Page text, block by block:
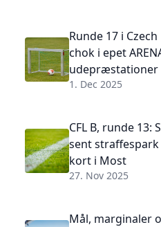
Runde 17 i
chok i epet
udepræstationer
1. Dec 2025
CFL B, runde 13:
sent
kort i Most
27. Nov 2025
Mål, marginaler